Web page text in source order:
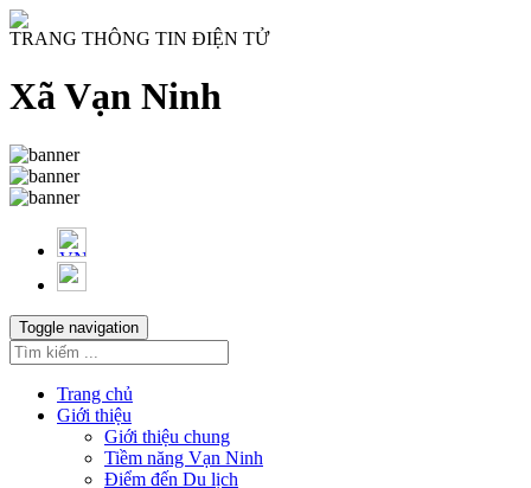
TRANG THÔNG TIN ĐIỆN TỬ
Xã Vạn Ninh
Toggle navigation
Trang chủ
Giới thiệu
Giới thiệu chung
Tiềm năng Vạn Ninh
Điểm đến Du lịch